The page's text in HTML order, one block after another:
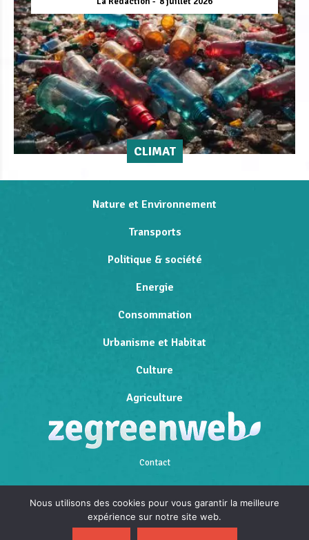
CLIMAT
Nature et Environnement
Transports
Politique & société
Energie
Consommation
Urbanisme et Habitat
Culture
Agriculture
Contact
Mentions légales
Nous utilisons des cookies pour vous garantir la meilleure
expérience sur notre site web.